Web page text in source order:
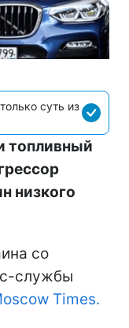
суть из
топливный
низкого
со
службы
Times.